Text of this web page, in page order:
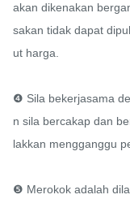
akan dikenakan
sakan tidak dapat
ut harga.
❹ Sila bekerjasama
n sila bercakap dan
lakkan mengganggu
❺ Merokok adalah